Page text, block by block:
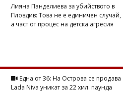
Лияна Панделиева за убийството в
Пловдив: Това не е единичен случай,
а част от процес на детска агресия
Една от 36: На Острова се продава
Lada Niva уникат за 22 хил. паунда